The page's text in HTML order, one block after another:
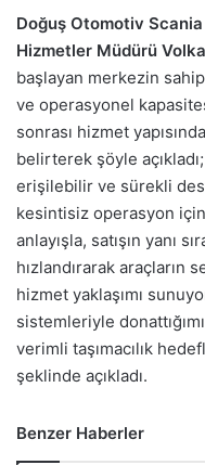
Doğuş Otomotiv Scania
Hizmetler Müdürü
başlayan merkezin
ve operasyonel
sonrası hizmet
belirterek şöyle açıkladı;
erişilebilir ve sürekli
kesintisiz operasyon
anlayışla, satışın yanı
hızlandırarak araçların
hizmet yaklaşımı
sistemleriyle
verimli taşımacılık
şeklinde açıkladı.
Benzer Haberler